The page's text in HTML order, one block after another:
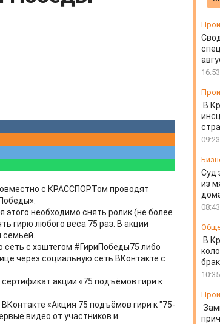
с КРАССПОРТом проводят
необходимо снять ролик (не более
гирю любого веса 75 раз. В акции
с хэштегом #ГириПобеды75 либо
через социальную сеть ВКонтакте с
акции «75 подъёмов гири к
«Акция 75 подъёмов гири к "75-
видео от участников и
В
Суд
из
В